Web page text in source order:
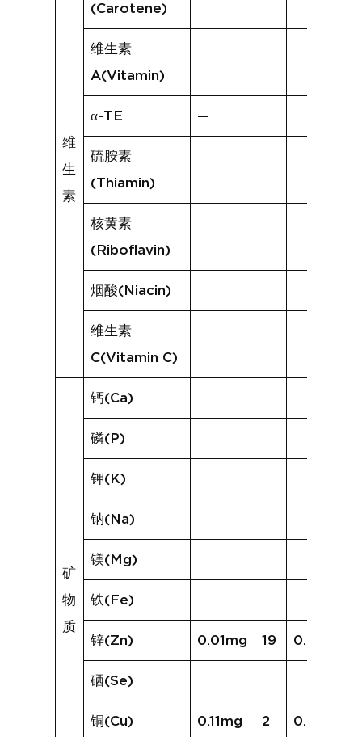
维
生
素
(Carotene)
维生素
A(Vitamin)
α-TE —
硫胺素
(Thiamin)
核黄素
(Riboflavin)
烟酸(Niacin)
维生素
C(Vitamin C)
矿
物
质
钙(Ca)
磷(P)
钾(K)
钠(Na)
镁(Mg)
铁(Fe)
锌(Zn) 0.01mg 19 0.05mg
硒(Se)
铜(Cu) 0.11mg 2 0.02mg